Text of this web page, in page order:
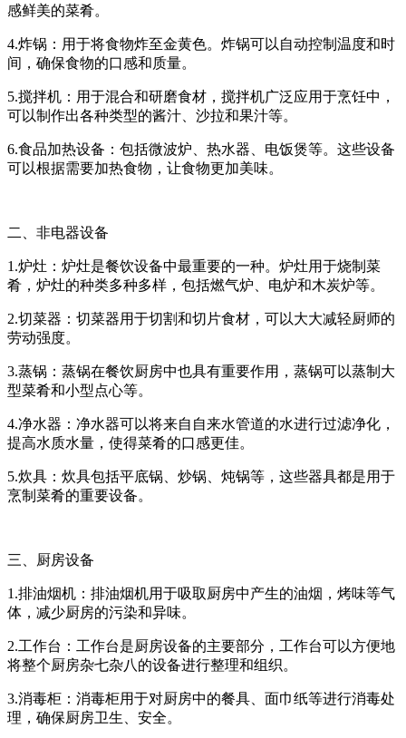
感鲜美的菜肴。
4.炸锅：用于将食物炸至金黄色。炸锅可以自动控制温度和时
间，确保食物的口感和质量。
5.搅拌机：用于混合和研磨食材，搅拌机广泛应用于烹饪中，
可以制作出各种类型的酱汁、沙拉和果汁等。
6.食品加热设备：包括微波炉、热水器、电饭煲等。这些设备
可以根据需要加热食物，让食物更加美味。
二、非电器设备
1.炉灶：炉灶是餐饮设备中最重要的一种。炉灶用于烧制菜
肴，炉灶的种类多种多样，包括燃气炉、电炉和木炭炉等。
2.切菜器：切菜器用于切割和切片食材，可以大大减轻厨师的
劳动强度。
3.蒸锅：蒸锅在餐饮厨房中也具有重要作用，蒸锅可以蒸制大
型菜肴和小型点心等。
4.净水器：净水器可以将来自自来水管道的水进行过滤净化，
提高水质水量，使得菜肴的口感更佳。
5.炊具：炊具包括平底锅、炒锅、炖锅等，这些器具都是用于
烹制菜肴的重要设备。
三、厨房设备
1.排油烟机：排油烟机用于吸取厨房中产生的油烟，烤味等气
体，减少厨房的污染和异味。
2.工作台：工作台是厨房设备的主要部分，工作台可以方便地
将整个厨房杂七杂八的设备进行整理和组织。
3.消毒柜：消毒柜用于对厨房中的餐具、面巾纸等进行消毒处
理，确保厨房卫生、安全。